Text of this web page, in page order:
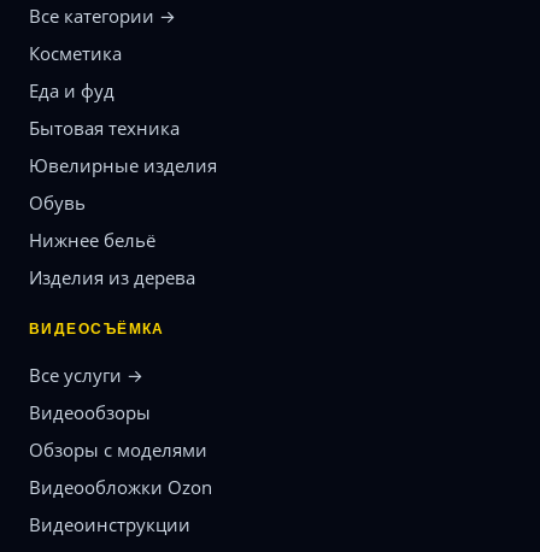
Все категории →
Косметика
Еда и фуд
Бытовая техника
Ювелирные изделия
Обувь
Нижнее бельё
Изделия из дерева
ВИДЕОСЪЁМКА
Все услуги →
Видеообзоры
Обзоры с моделями
Видеообложки Ozon
Видеоинструкции